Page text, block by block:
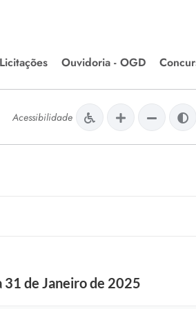
Licitações
Licitações
Públicos
Ouvidoria - OGD
Meio Ambiente
Acessibilidade
de Janeiro de 2025